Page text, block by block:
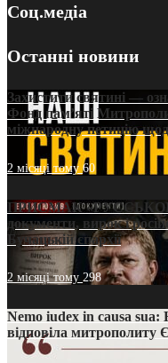
Соц.медіа
Останні новини
Захистити святині —
Фонд пам’яті
міжнародну петицію
2 місяці тому60
ПРИСМАК
документи, вирок і
Бучацькій єпархії
2 місяці тому 298
Nemo iudex in causa
відповіла митрополиту